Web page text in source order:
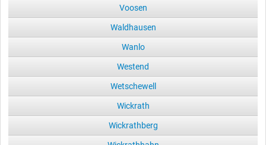
Voosen
Waldhausen
Wanlo
Westend
Wetschewell
Wickrath
Wickrathberg